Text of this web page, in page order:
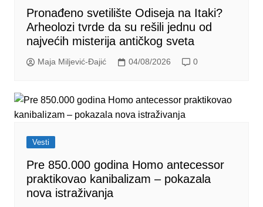
Pronađeno svetilište Odiseja na Itaki?
Arheolozi tvrde da su rešili jednu od
najvećih misterija antičkog sveta
Maja Miljević-Đajić 04/08/2026 0
Vesti
Pre 850.000 godina Homo antecessor
praktikovao kanibalizam – pokazala
nova istraživanja